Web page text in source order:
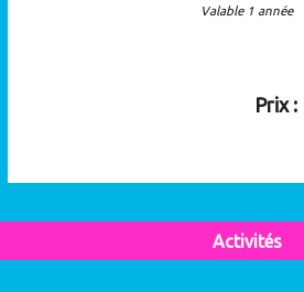
Valable 1 année
Prix :
Activités